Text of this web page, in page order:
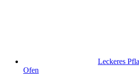
Leckeres
Ofen